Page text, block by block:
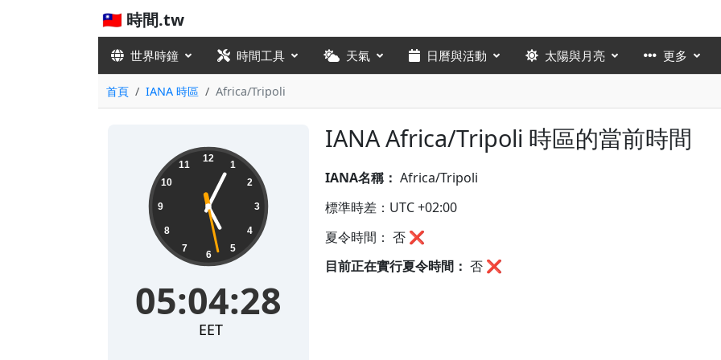
🇹🇼 時間.tw
世界時鐘 時間工具 天氣 日曆與活動 太陽與月亮 更多
首頁 IANA 時區 Africa/Tripoli
IANA Africa/Tripoli 時區的當前時間
05:04:29 12
1
2
3
4
5
6
7
8
9
10
11
05:04:29
EET
IANA名稱： Africa/Tripoli
標準時差：UTC +02:00
夏令時間： 否 ❌
目前正在實行夏令時間： 否 ❌